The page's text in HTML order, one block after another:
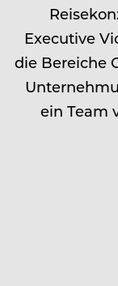
Executive
die Bereiche
ein Team